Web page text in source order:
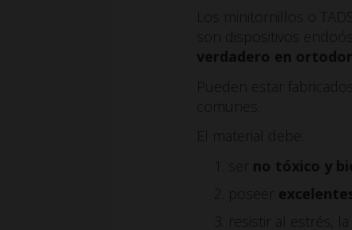
Los minitornillos o
son dispositivos
verdadero en
Pueden estar
comunes.
El material debe:
ser no tóxico y
poseer
resistir al estrés,